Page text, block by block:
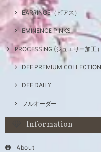
EARRINGS（ピアス）
EMINENCE PINKS
PROCESSING (ジュエリー加工）
DEF PREMIUM COLLECTION
DEF DAILY
フルオーダー
Information
About